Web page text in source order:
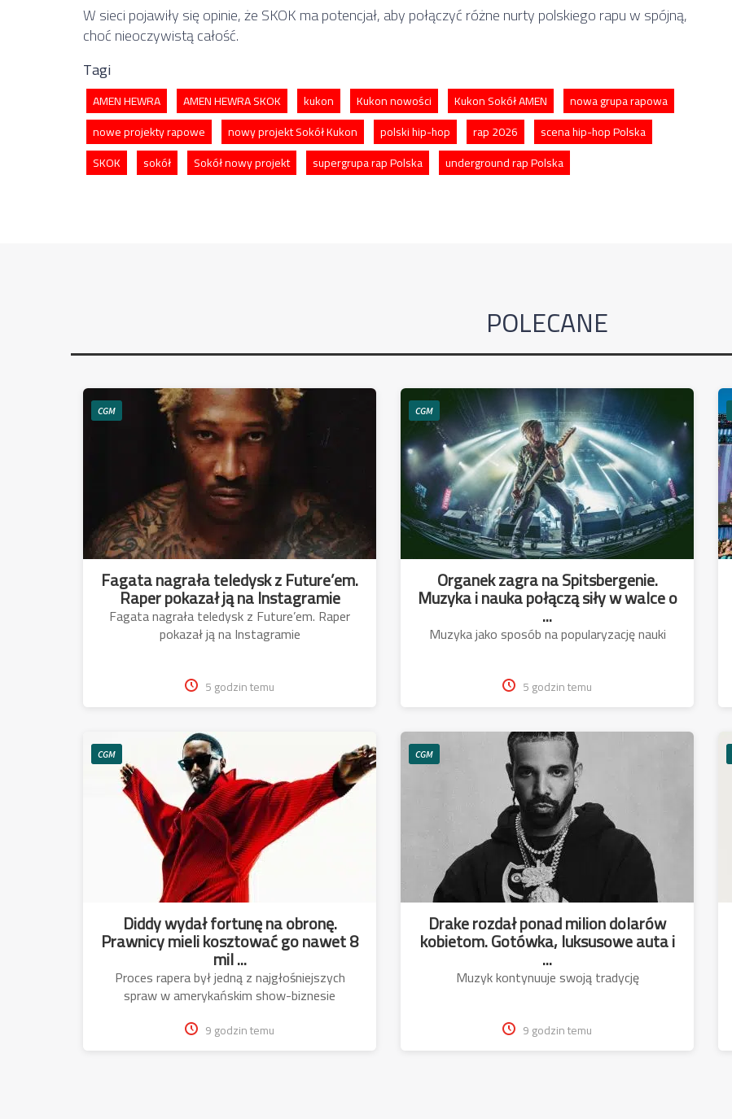
W sieci pojawiły się opinie, że SKOK ma potencjał, aby połączyć różne nurty polskiego rapu w spójną,
choć nieoczywistą całość.
Tagi
AMEN HEWRA AMEN HEWRA SKOK kukon Kukon nowości Kukon Sokół AMEN
nowa grupa rapowa
nowe projekty rapowe
nowy projekt Sokół Kukon polski hip-hop rap 2026
scena hip-hop Polska
SKOK
sokół Sokół nowy projekt supergrupa rap Polska underground rap Polska
POLECANE
CGM
Fagata nagrała teledysk z Future’em.
Raper pokazał ją na Instagramie
Fagata nagrała teledysk z Future’em. Raper
pokazał ją na Instagramie
5 godzin temu
CGM
Organek zagra na Spitsbergenie.
Muzyka i nauka połączą siły w walce o
...
Muzyka jako sposób na popularyzację nauki
5 godzin temu
CGM
Diddy wydał fortunę na obronę.
Prawnicy mieli kosztować go nawet 8
mil ...
Proces rapera był jedną z najgłośniejszych
spraw w amerykańskim show-biznesie
9 godzin temu
CGM
Drake rozdał ponad milion dolarów
kobietom. Gotówka, luksusowe auta i
...
Muzyk kontynuuje swoją tradycję
9 godzin temu